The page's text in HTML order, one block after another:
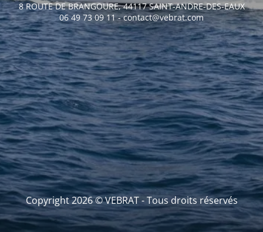
8 ROUTE DE BRANGOURE, 44117 SAINT-ANDRE-DES-EAUX
06 49 73 09 11 - contact@vebrat.com
Copyright 2026 © VEBRAT - Tous droits réservés